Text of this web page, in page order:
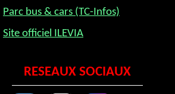
Parc bus & cars (TC-Infos)
Site officiel ILEVIA
RESEAUX SOCIAUX